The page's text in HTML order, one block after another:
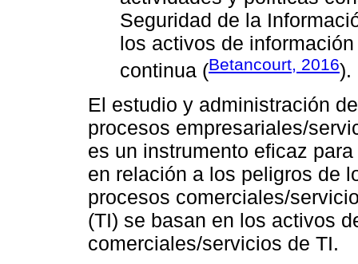
Seguridad de la
los activos de
continua (Betancourt, 2016).
El estudio y administración
procesos empresariales/
es un instrumento eficaz
en relación a los peligros de
procesos comerciales/
(TI) se basan en los activos
comerciales/servicios de TI.